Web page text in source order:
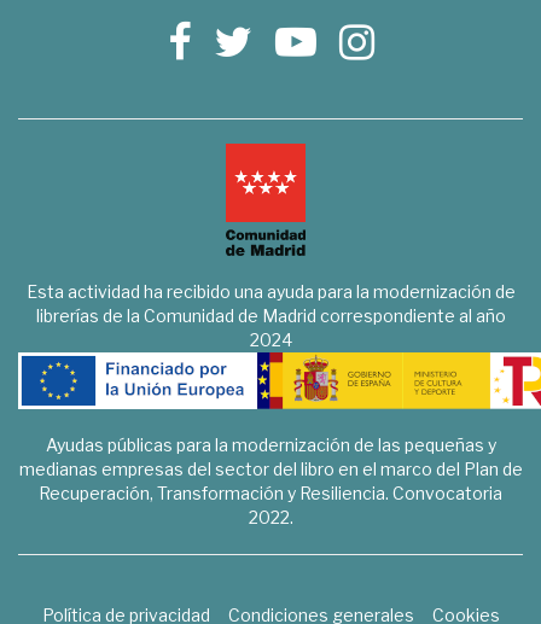
Esta actividad ha recibido una ayuda para la modernización de
librerías de la Comunidad de Madrid correspondiente al año
2024
Ayudas públicas para la modernización de las pequeñas y
medianas empresas del sector del libro en el marco del Plan de
Recuperación, Transformación y Resiliencia. Convocatoria
2022.
Política de privacidad Condiciones generales
Cookies